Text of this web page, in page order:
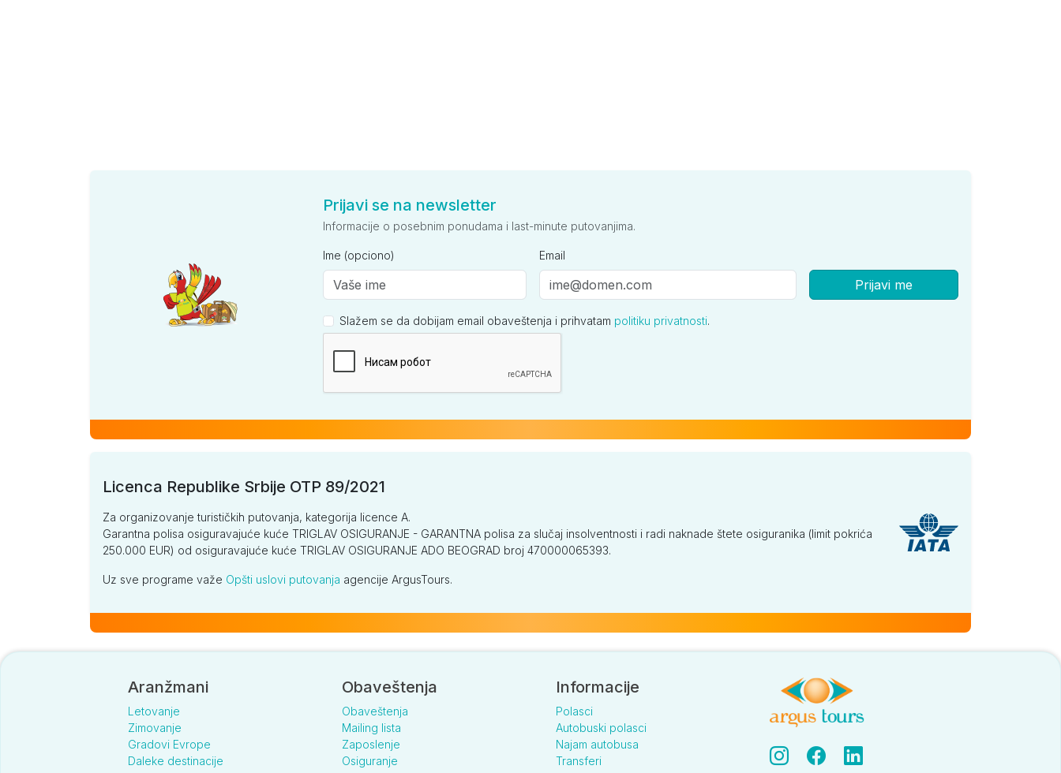
Prijavi se na newsletter
Informacije o posebnim ponudama i last-minute putovanjima.
Ime (opciono) Email
Prijavi me
Slažem se da dobijam email obaveštenja i prihvatam politiku privatnosti.
Licenca Republike Srbije OTP 89/2021
Za organizovanje turističkih putovanja, kategorija licence A.
Garantna polisa osiguravajuće kuće TRIGLAV OSIGURANJE - GARANTNA polisa za slučaj insolventnosti i radi naknade štete osiguranika (limit pokrića
250.000 EUR) od osiguravajuće kuće TRIGLAV OSIGURANJE ADO BEOGRAD broj 470000065393.
Uz sve programe važe Opšti uslovi putovanja agencije ArgusTours.
Aranžmani
Letovanje
Zimovanje
Gradovi Evrope
Daleke destinacije
Obaveštenja
Obaveštenja
Mailing lista
Zaposlenje
Osiguranje
Informacije
Polasci
Autobuski polasci
Najam autobusa
Transferi